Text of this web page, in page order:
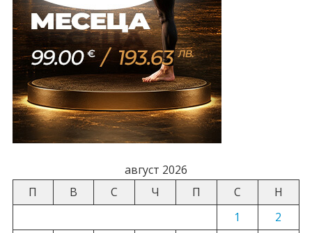
август 2026
П
В С Ч П С
Н
1
2